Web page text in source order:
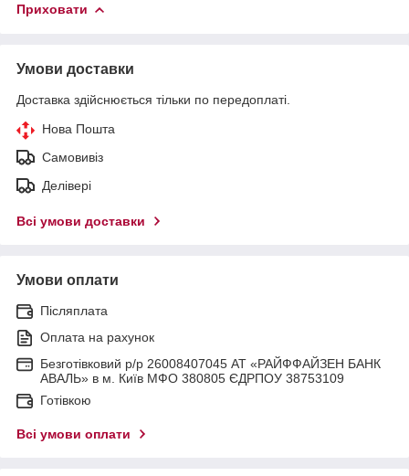
Приховати
Умови доставки
Доставка здійснюється тільки по передоплаті.
Нова Пошта
Самовивіз
Делівері
Всі умови доставки
Умови оплати
Післяплата
Оплата на рахунок
Безготівковий р/р 26008407045 АТ «РАЙФФАЙЗЕН БАНК
АВАЛЬ» в м. Київ МФО 380805 ЄДРПОУ 38753109
Готівкою
Всі умови оплати